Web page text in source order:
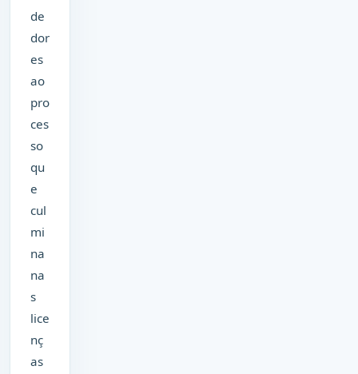
de
dor
es
ao
pro
ces
so
qu
e
cul
mi
na
na
s
lice
nç
as